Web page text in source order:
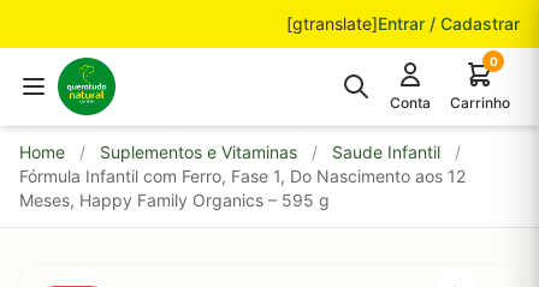
[gtranslate]Entrar / Cadastrar
Conta
0
Carrinho
Home / Suplementos e Vitaminas / Saude Infantil
/
Fórmula Infantil com Ferro, Fase 1, Do Nascimento aos 12
Meses, Happy Family Organics – 595 g